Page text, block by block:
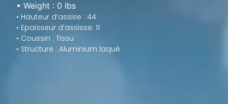
• Weight : 0 lbs
• Hauteur d’assise : 44
• Epaisseur d’assisse: 11
• Coussin : Tissu
• Structure : Aluminium laqué